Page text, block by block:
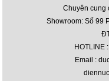
Chuyên cung
Showroom: Số 99
HOTLINE
Email :